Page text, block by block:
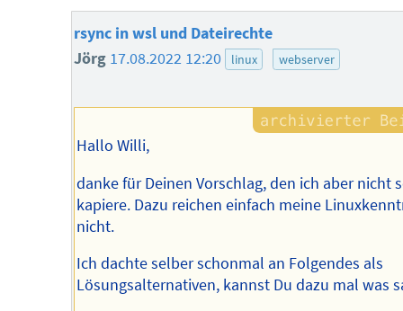
rsync in wsl und Dateirechte
Jörg 17.08.2022 12:20 linux webserver
Hallo Willi,
danke für Deinen Vorschlag, den ich aber nicht
kapiere. Dazu reichen einfach meine
nicht.
Ich dachte selber schonmal an Folgendes als
Lösungsalternativen, kannst Du dazu mal was